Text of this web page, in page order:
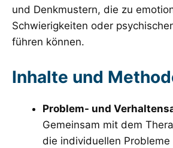
und Denkmustern, die zu
Schwierigkeiten oder
führen können.
Inhalte und
Problem- und
Gemeinsam mit dem
die individuellen Probleme